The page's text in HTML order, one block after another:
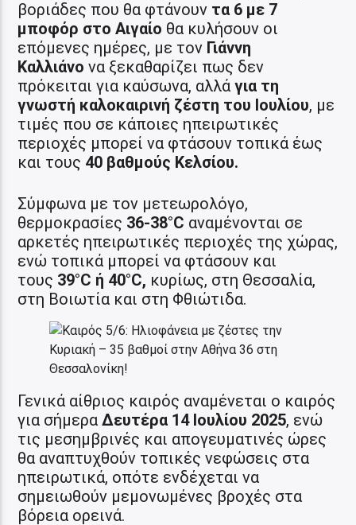
βοριάδες που θα φτάνουν τα 6 με 7
μποφόρ στο Αιγαίο θα κυλήσουν οι
επόμενες ημέρες, με τον Γιάννη
Καλλιάνο να ξεκαθαρίζει πως δεν
πρόκειται για καύσωνα, αλλάγια τη
γνωστή καλοκαιρινή ζέστη του Ιουλίου, με
τιμές που σε κάποιες ηπειρωτικές
περιοχές μπορεί να φτάσουν τοπικά έως
και τους 40 βαθμούς Κελσίου.
Σύμφωνα με τον μετεωρολόγο,
θερμοκρασίες 36-38°C αναμένονται σε
αρκετές ηπειρωτικές περιοχές της χώρας,
ενώ τοπικά μπορεί να φτάσουν και
τους 39°C ή 40°C, κυρίως, στη Θεσσαλία,
στη Βοιωτία και στη Φθιώτιδα.
Γενικά αίθριος καιρός αναμένεται ο καιρός
για σήμεραΔευτέρα 14 Ιουλίου 2025, ενώ
τις μεσημβρινές και απογευματινές ώρες
θα αναπτυχθούν τοπικές νεφώσεις στα
ηπειρωτικά, οπότε ενδέχεται να
σημειωθούν μεμονωμένες βροχές στα
βόρεια ορεινά.